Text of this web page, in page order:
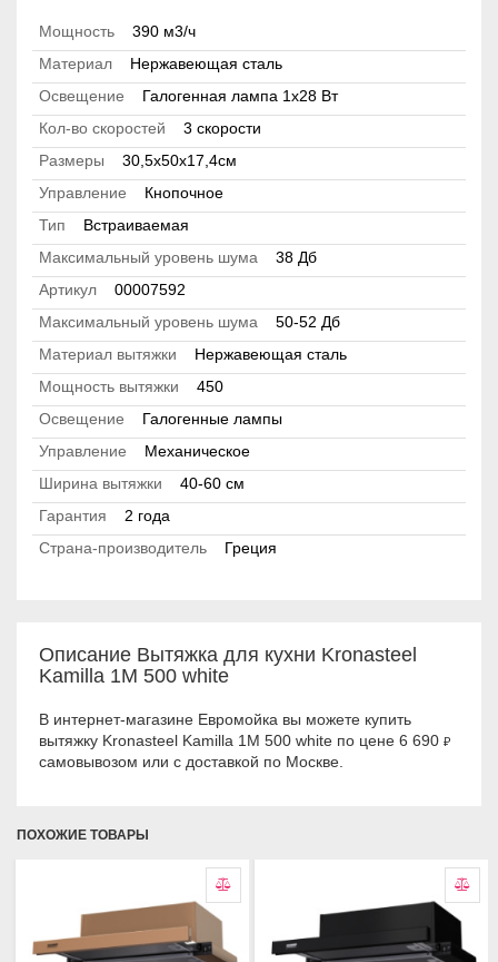
Мощность
390 м3/ч
Материал
Нержавеющая сталь
Освещение
Галогенная лампа 1x28 Вт
Кол-во скоростей
3 скорости
Размеры
30,5х50х17,4см
Управление
Кнопочное
Тип
Встраиваемая
Максимальный уровень шума
38 Дб
Артикул
00007592
Максимальный уровень шума
50-52 Дб
Материал вытяжки
Нержавеющая сталь
Мощность вытяжки
450
Освещение
Галогенные лампы
Управление
Механическое
Ширина вытяжки
40-60 см
Гарантия
2 года
Страна-производитель
Греция
Описание Вытяжка для кухни Kronasteel
Kamilla 1M 500 white
В интернет-магазине Евромойка вы можете купить
вытяжку Kronasteel Kamilla 1M 500 white по цене 6 690 ₽
самовывозом или с доставкой по Москве.
ПОХОЖИЕ ТОВАРЫ